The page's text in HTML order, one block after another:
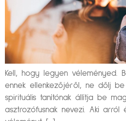
Kell, hogy legyen véleményed.
ennek ellenkezőjéről, ne dőlj
spirituális tanítónak állítja be
asztrozófusnak nevezi. Aki arról